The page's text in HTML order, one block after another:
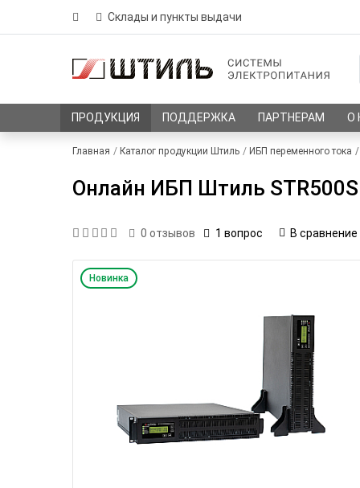
Склады и пункты выдачи
ПРОДУКЦИЯ ПОДДЕРЖКА ПАРТНЕРАМ О
Главная Каталог продукции Штиль ИБП переменного тока
Онлайн ИБП Штиль
0 отзывов 1 вопрос В сравнение
Новинка